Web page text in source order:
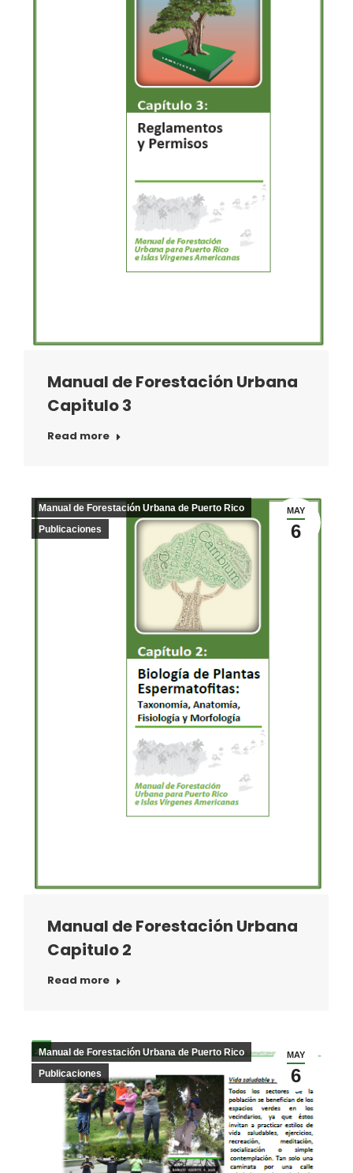
Manual de Forestación Urbana
Capitulo 3
Read more
MAY
6
Manual de Forestación Urbana de Puerto Rico
Publicaciones
Manual de Forestación Urbana
Capitulo 2
Read more
MAY
6
Manual de Forestación Urbana de Puerto Rico
Publicaciones